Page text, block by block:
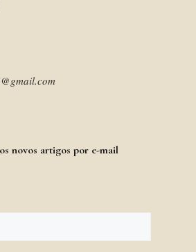
novos artigos por e-mail